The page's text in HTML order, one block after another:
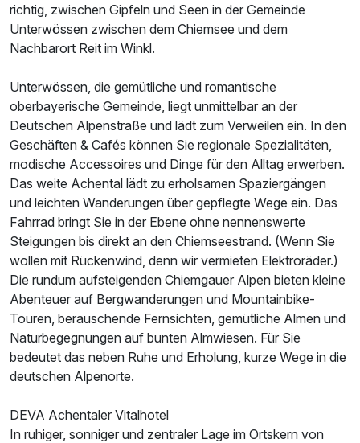
Ausstattung
Für 3 Tage p.P. ab165,00 €
Suite/n
2 Erwachsene und 3 Kinder
richtig, zwischen Gipfeln und Seen in der Gemeinde
Unterwössen zwischen dem Chiemsee und dem
Nachbarort Reit im Winkl.
Unterwössen, die gemütliche und romantische
oberbayerische Gemeinde, liegt unmittelbar an der
Deutschen Alpenstraße und lädt zum Verweilen ein. In den
Geschäften & Cafés können Sie regionale Spezialitäten,
modische Accessoires und Dinge für den Alltag erwerben.
Das weite Achental lädt zu erholsamen Spaziergängen
und leichten Wanderungen über gepflegte Wege ein. Das
Fahrrad bringt Sie in der Ebene ohne nennenswerte
Steigungen bis direkt an den Chiemseestrand. (Wenn Sie
wollen mit Rückenwind, denn wir vermieten Elektroräder.)
Die rundum aufsteigenden Chiemgauer Alpen bieten kleine
Abenteuer auf Bergwanderungen und Mountainbike-
Touren, berauschende Fernsichten, gemütliche Almen und
Naturbegegnungen auf bunten Almwiesen. Für Sie
bedeutet das neben Ruhe und Erholung, kurze Wege in die
deutschen Alpenorte.
DEVA Achentaler Vitalhotel
In ruhiger, sonniger und zentraler Lage im Ortskern von